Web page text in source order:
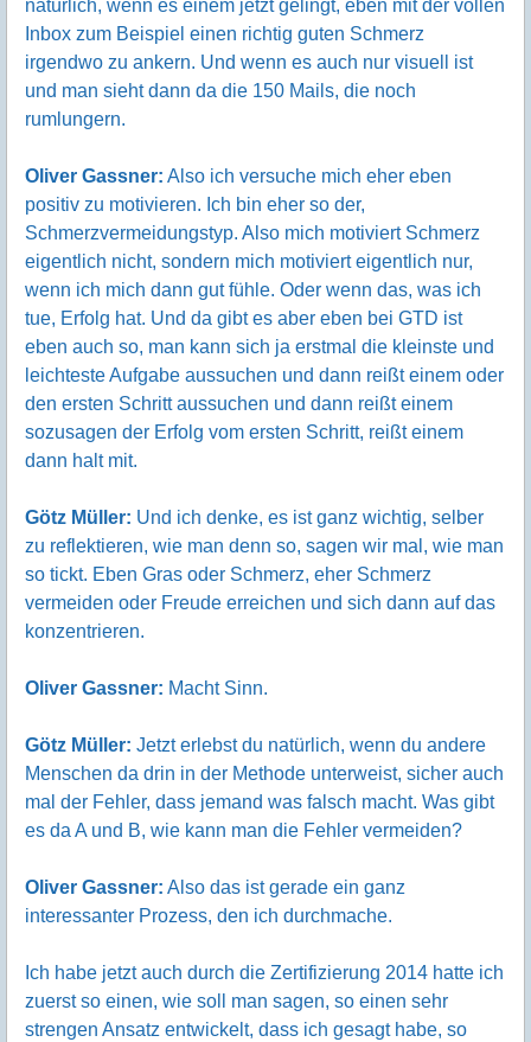
natürlich, wenn es einem jetzt gelingt, eben mit der vollen
Inbox zum Beispiel einen richtig guten Schmerz
irgendwo zu ankern. Und wenn es auch nur visuell ist
und man sieht dann da die 150 Mails, die noch
rumlungern.
Oliver Gassner: Also ich versuche mich eher eben
positiv zu motivieren. Ich bin eher so der,
Schmerzvermeidungstyp. Also mich motiviert Schmerz
eigentlich nicht, sondern mich motiviert eigentlich nur,
wenn ich mich dann gut fühle. Oder wenn das, was ich
tue, Erfolg hat. Und da gibt es aber eben bei GTD ist
eben auch so, man kann sich ja erstmal die kleinste und
leichteste Aufgabe aussuchen und dann reißt einem oder
den ersten Schritt aussuchen und dann reißt einem
sozusagen der Erfolg vom ersten Schritt, reißt einem
dann halt mit.
Götz Müller: Und ich denke, es ist ganz wichtig, selber
zu reflektieren, wie man denn so, sagen wir mal, wie man
so tickt. Eben Gras oder Schmerz, eher Schmerz
vermeiden oder Freude erreichen und sich dann auf das
konzentrieren.
Oliver Gassner: Macht Sinn.
Götz Müller: Jetzt erlebst du natürlich, wenn du andere
Menschen da drin in der Methode unterweist, sicher auch
mal der Fehler, dass jemand was falsch macht. Was gibt
es da A und B, wie kann man die Fehler vermeiden?
Oliver Gassner: Also das ist gerade ein ganz
interessanter Prozess, den ich durchmache.
Ich habe jetzt auch durch die Zertifizierung 2014 hatte ich
zuerst so einen, wie soll man sagen, so einen sehr
strengen Ansatz entwickelt, dass ich gesagt habe, so